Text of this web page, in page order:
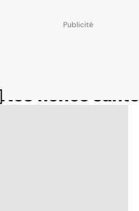
Nos fiches santé